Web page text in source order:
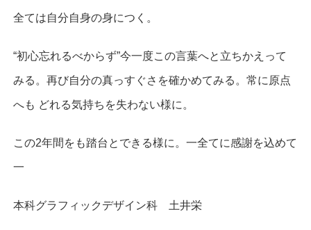
全ては自分自身の身につく。
“初心忘れるべからず”今一度この言葉へと立ちかえって
みる。再び自分の真っすぐさを確かめてみる。常に原点
へも どれる気持ちを失わない様に。
この2年間をも踏台とできる様に。一全てに感謝を込めて
一
本科グラフィックデザイン科 土井栄